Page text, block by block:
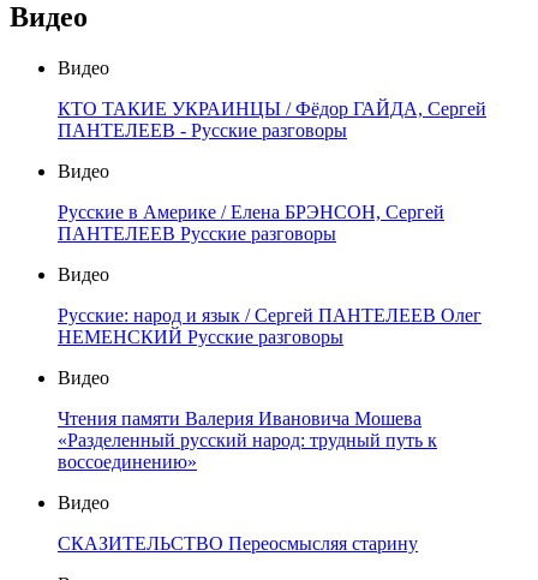
Видео
Видео
КТО ТАКИЕ УКРАИНЦЫ / Фёдор ГАЙДА, Сергей
ПАНТЕЛЕЕВ - Русские разговоры
Видео
Русские в Америке / Елена БРЭНСОН, Сергей
ПАНТЕЛЕЕВ Русские разговоры
Видео
Русские: народ и язык / Сергей ПАНТЕЛЕЕВ Олег
НЕМЕНСКИЙ Русские разговоры
Видео
Чтения памяти Валерия Ивановича Мошева
«Разделенный русский народ: трудный путь к
воссоединению»
Видео
СКАЗИТЕЛЬСТВО Переосмысляя старину